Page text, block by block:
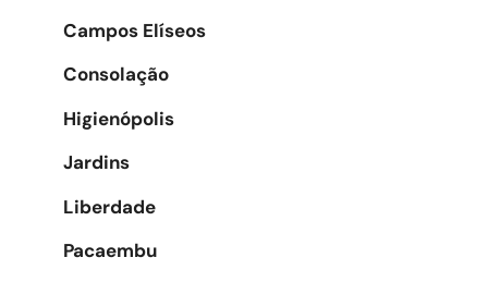
Campos Elíseos
Consolação
Higienópolis
Jardins
Liberdade
Pacaembu